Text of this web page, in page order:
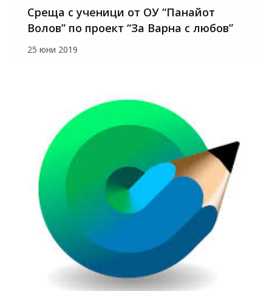
Среща с ученици от ОУ “Панайот
Волов” по проект “За Варна с любов”
25 юни 2019